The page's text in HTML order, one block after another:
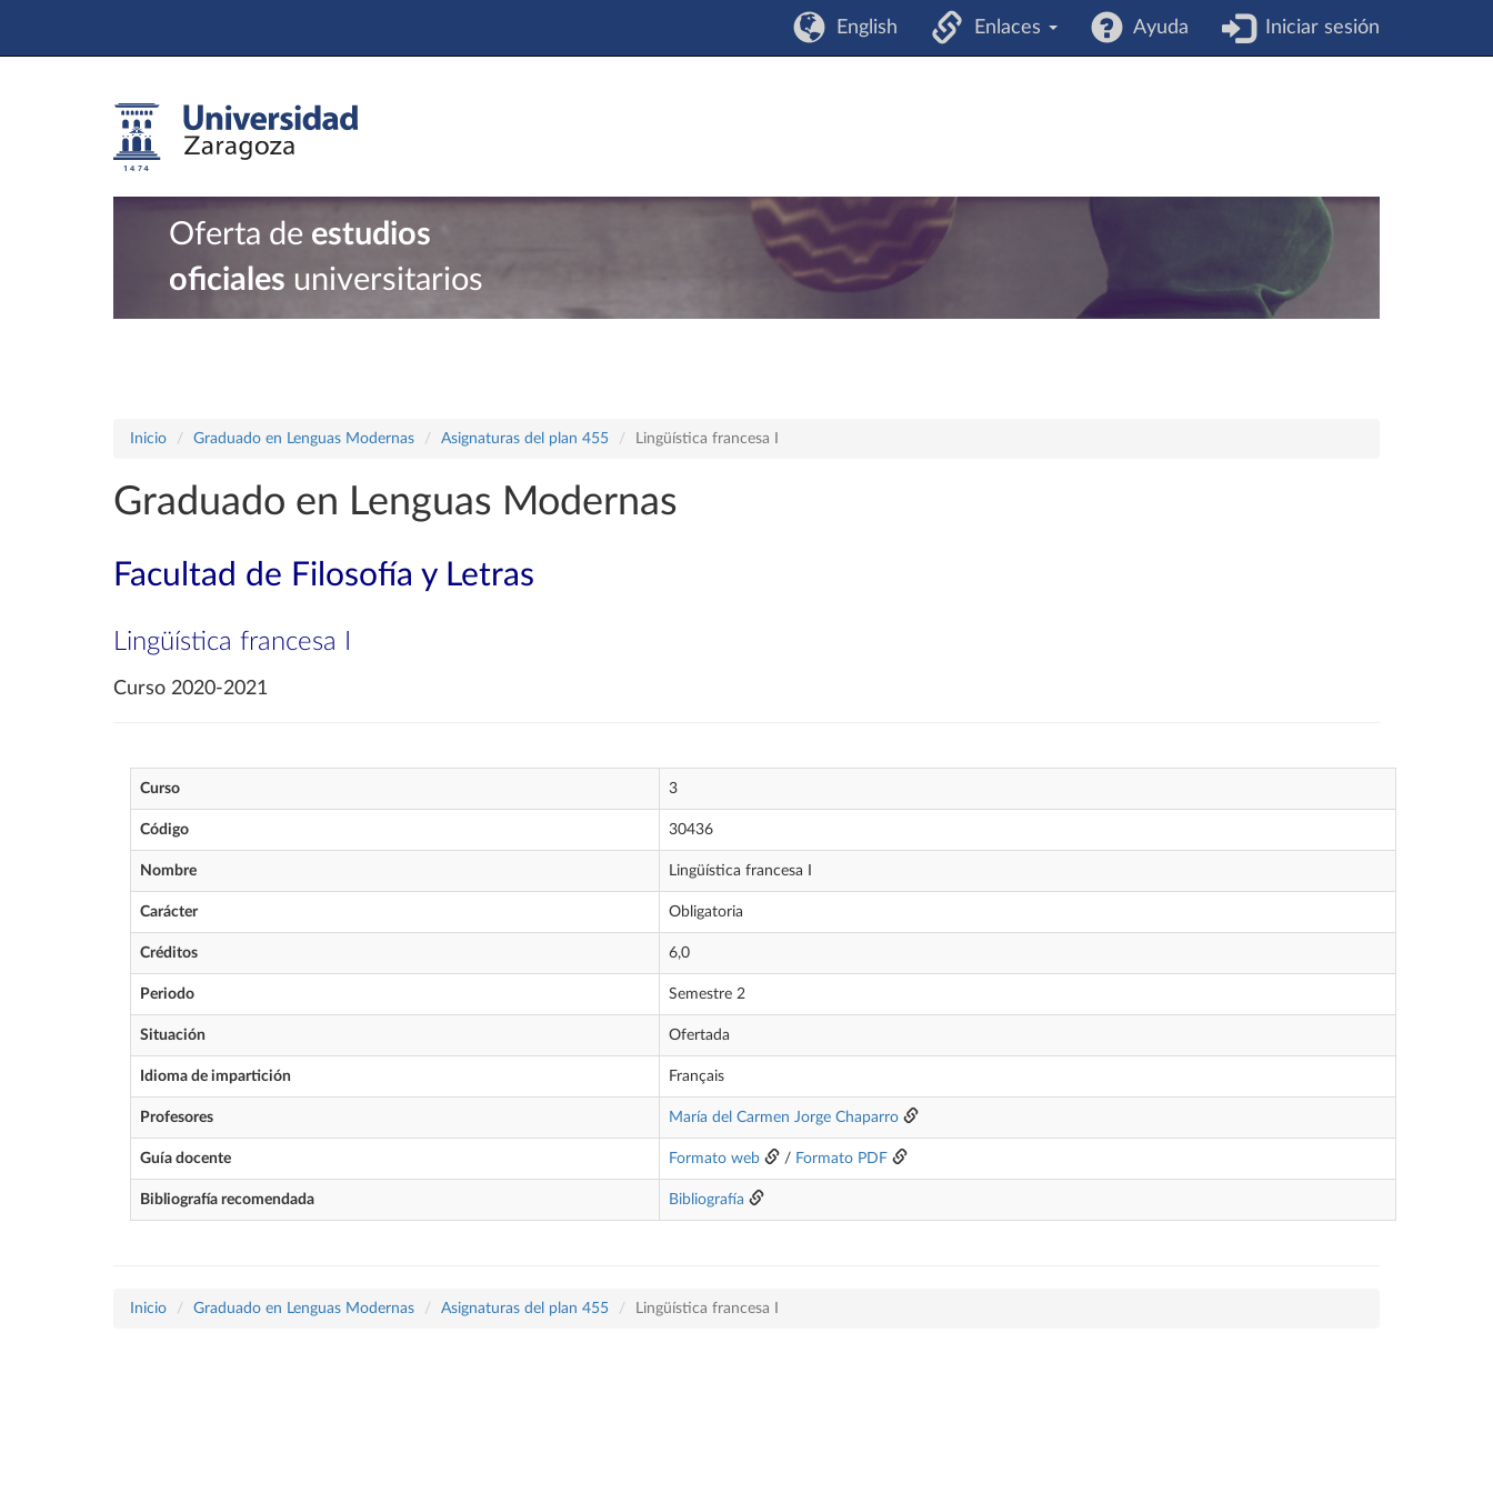
English Enlaces Ayuda Iniciar sesión
Oferta de estudios
oficiales universitarios
Inicio Graduado en Lenguas Modernas Asignaturas del plan 455 Lingüística francesa I
Graduado en Lenguas Modernas
Facultad de Filosofía y Letras
Lingüística francesa I
Curso 2020-2021
Curso 3
Código 30436
Nombre Lingüística francesa I
Carácter Obligatoria
Créditos 6,0
Periodo Semestre 2
Situación Ofertada
Idioma de impartición Français
Profesores María del Carmen Jorge Chaparro
Guía docente Formato web / Formato PDF
Bibliografía recomendada Bibliografía
Inicio Graduado en Lenguas Modernas Asignaturas del plan 455 Lingüística francesa I